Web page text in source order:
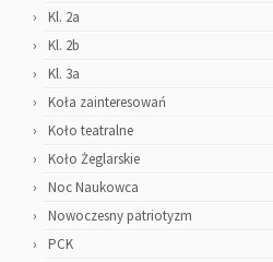
Kl. 2a
Kl. 2b
Kl. 3a
Koła zainteresowań
Koło teatralne
Koło Żeglarskie
Noc Naukowca
Nowoczesny patriotyzm
PCK